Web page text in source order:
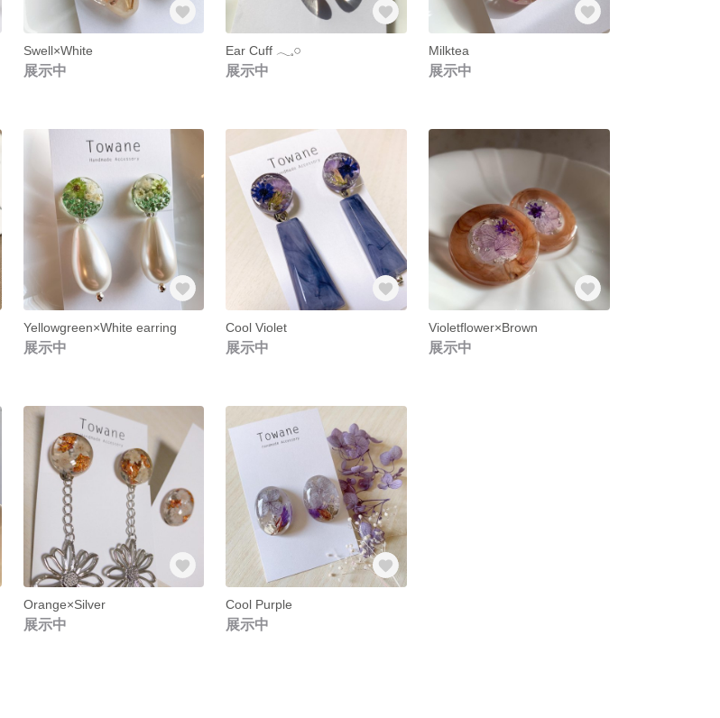
Swell×White
展示中
Ear Cuff 𓂃𓈒𓏸
展示中
Milktea
展示中
Yellowgreen×White earring
展示中
Cool Violet
展示中
Violetflower×Brown
展示中
Orange×Silver
展示中
Cool Purple
展示中